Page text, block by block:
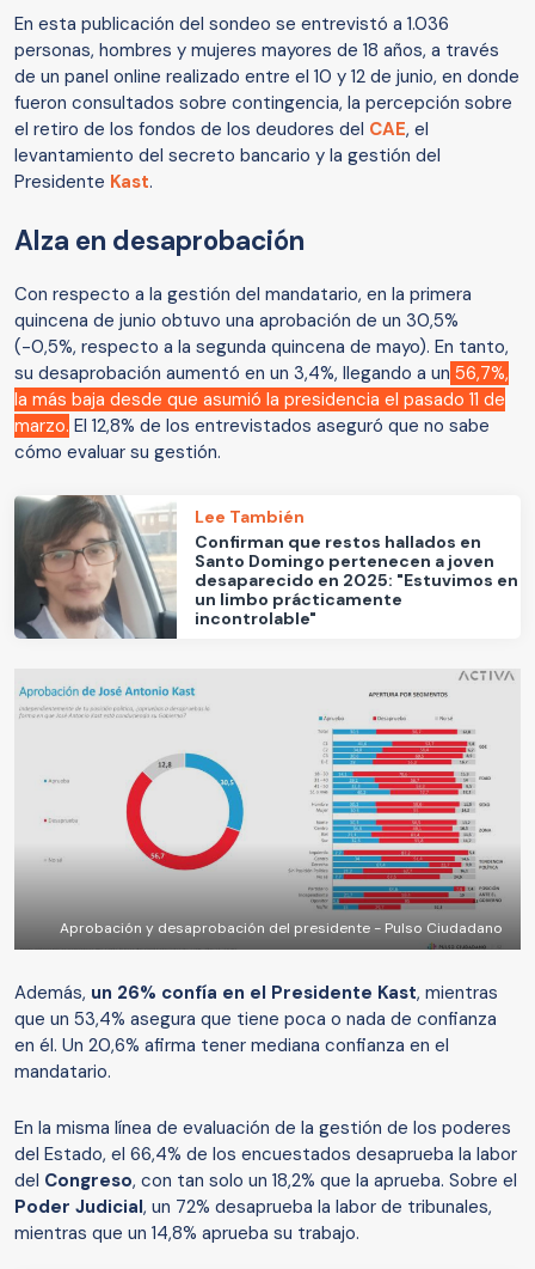
En esta publicación del sondeo se entrevistó a 1.036
personas, hombres y mujeres mayores de 18 años, a través
de un panel online realizado entre el 10 y 12 de junio, en donde
fueron consultados sobre contingencia, la percepción sobre
el retiro de los fondos de los deudores del CAE, el
levantamiento del secreto bancario y la gestión del
Presidente Kast.​
Alza en desaprobación
Con respecto a la gestión del mandatario, en la primera
quincena de junio obtuvo una aprobación de un 30,5%
(-0,5%, respecto a la segunda quincena de mayo). En tanto,
su desaprobación aumentó en un 3,4%, llegando a un 56,7%,
la más baja desde que asumió la presidencia el pasado 11 de
marzo. El 12,8% de los entrevistados aseguró que no sabe
cómo evaluar su gestión.
Lee También
Confirman que restos hallados en
Santo Domingo pertenecen a joven
desaparecido en 2025: "Estuvimos en
un limbo prácticamente
incontrolable"
Aprobación y desaprobación del presidente - Pulso Ciudadano
Además, un 26% confía en el Presidente Kast, mientras
que un 53,4% asegura que tiene poca o nada de confianza
en él. Un 20,6% afirma tener mediana confianza en el
mandatario.
En la misma línea de evaluación de la gestión de los poderes
del Estado, el 66,4% de los encuestados desaprueba la labor
del Congreso, con tan solo un 18,2% que la aprueba. Sobre el
Poder Judicial, un 72% desaprueba la labor de tribunales,
mientras que un 14,8% aprueba su trabajo.​